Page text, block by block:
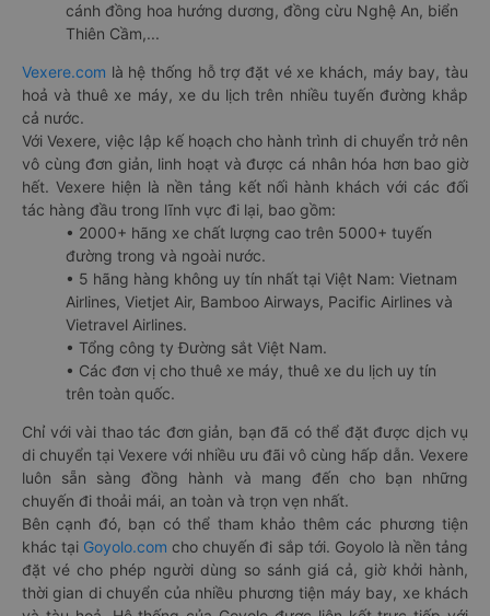
cánh đồng hoa hướng dương, đồng cừu Nghệ An, biển
Thiên Cầm,...
Vexere.com là hệ thống hỗ trợ đặt vé xe khách, máy bay, tàu
hoả và thuê xe máy, xe du lịch trên nhiều tuyến đường khắp
cả nước.
Với Vexere, việc lập kế hoạch cho hành trình di chuyển trở nên
vô cùng đơn giản, linh hoạt và được cá nhân hóa hơn bao giờ
hết. Vexere hiện là nền tảng kết nối hành khách với các đối
tác hàng đầu trong lĩnh vực đi lại, bao gồm:
• 2000+ hãng xe chất lượng cao trên 5000+ tuyến
đường trong và ngoài nước.
• 5 hãng hàng không uy tín nhất tại Việt Nam: Vietnam
Airlines, Vietjet Air, Bamboo Airways, Pacific Airlines và
Vietravel Airlines.
• Tổng công ty Đường sắt Việt Nam.
• Các đơn vị cho thuê xe máy, thuê xe du lịch uy tín
trên toàn quốc.
Chỉ với vài thao tác đơn giản, bạn đã có thể đặt được dịch vụ
di chuyển tại Vexere với nhiều ưu đãi vô cùng hấp dẫn. Vexere
luôn sẵn sàng đồng hành và mang đến cho bạn những
chuyến đi thoải mái, an toàn và trọn vẹn nhất.
Bên cạnh đó, bạn có thể tham khảo thêm các phương tiện
khác tại Goyolo.com cho chuyến đi sắp tới. Goyolo là nền tảng
đặt vé cho phép người dùng so sánh giá cả, giờ khởi hành,
thời gian di chuyển của nhiều phương tiện máy bay, xe khách